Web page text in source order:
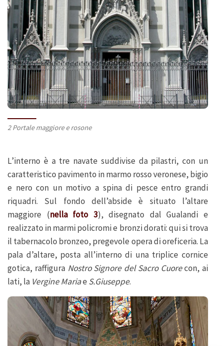
2 Portale maggiore e rosone
L’interno è a tre navate suddivise da pilastri, con un
caratteristico pavimento in marmo rosso veronese, bigio
e nero con un motivo a spina di pesce entro grandi
riquadri. Sul fondo dell’abside è situato l’altare
maggiore (nella foto 3), disegnato dal Gualandi e
realizzato in marmi policromi e bronzi dorati: qui si trova
il tabernacolo bronzeo, pregevole opera di oreficeria. La
pala d’altare, posta all’interno di una triplice cornice
gotica, raffigura Nostro Signore del Sacro Cuorecon, ai
lati, la Vergine MariaeS.Giuseppe.